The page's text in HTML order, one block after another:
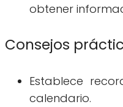
obtener
Consejos
Establece
calendario.